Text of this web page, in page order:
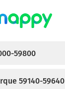
59800
59140-59640